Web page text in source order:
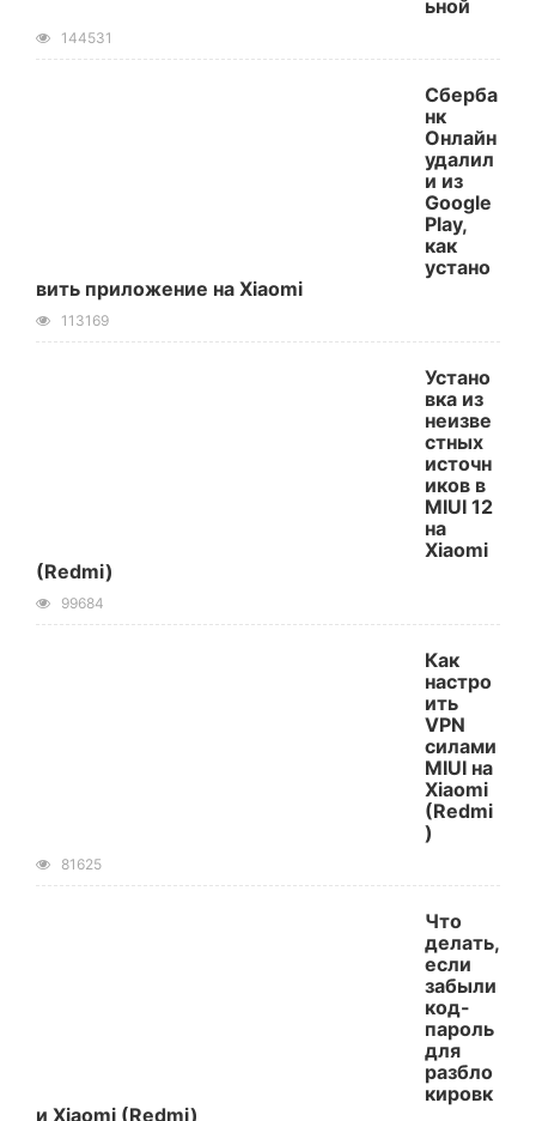
ьной
144531
Сберба
нк
Онлайн
удалил
и из
Google
Play,
как
устано
вить приложение на Xiaomi
113169
Устано
вка из
неизве
стных
источн
иков в
MIUI 12
на
Xiaomi
(Redmi)
99684
Как
настро
ить
VPN
силами
MIUI на
Xiaomi
(Redmi
)
81625
Что
делать,
если
забыли
код-
пароль
для
разбло
кировк
и Xiaomi (Redmi)